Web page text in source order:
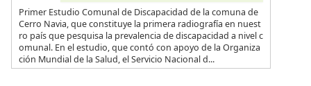
Primer Estudio Comunal de Discapacidad de la comuna de
Cerro Navia, que constituye la primera radiografía en nuest
ro país que pesquisa la prevalencia de discapacidad a nivel c
omunal. En el estudio, que contó con apoyo de la Organiza
ción Mundial de la Salud, el Servicio Nacional d...